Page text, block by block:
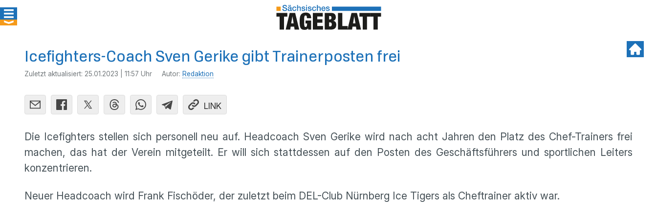
Icefighters-Coach Sven Gerike gibt Trainerposten frei
Zuletzt aktualisiert: 25.01.2023 | 11:57 Uhr Autor: Redaktion
LINK
Die Icefighters stellen sich personell neu auf. Headcoach Sven Gerike wird nach acht Jahren den Platz des Chef-Trainers frei
machen, das hat der Verein mitgeteilt. Er will sich stattdessen auf den Posten des Geschäftsführers und sportlichen Leiters
konzentrieren.
Neuer Headcoach wird Frank Fischöder, der zuletzt beim DEL-Club Nürnberg Ice Tigers als Cheftrainer aktiv war.